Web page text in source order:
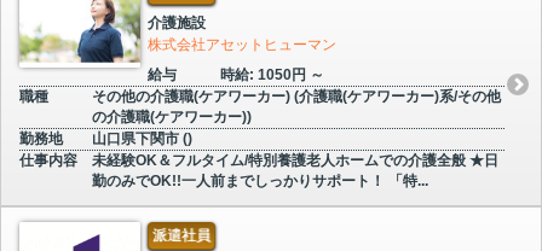
介護施設
株式会社アセットヒューマン
給与
時給: 1050円 ～
職種
その他の介護職(ケアワーカー) (介護職(ケアワーカー)系/その他
の介護職(ケアワーカー))
勤務地
山口県下関市 ()
仕事内容
未経験OK＆フルタイム/特別養護老人ホームでの介護全般 ★日
勤のみでOK!!一人前までしっかりサポート！ 「特...
派遣社員